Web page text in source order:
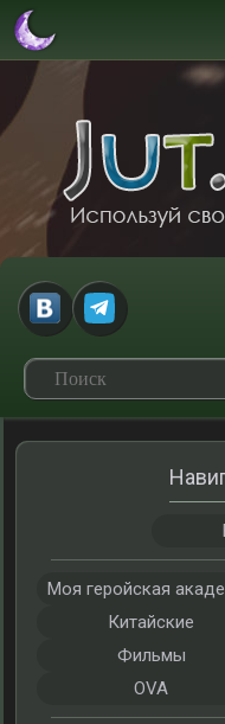
Моя геройская
Китайские
Фильмы
OVA